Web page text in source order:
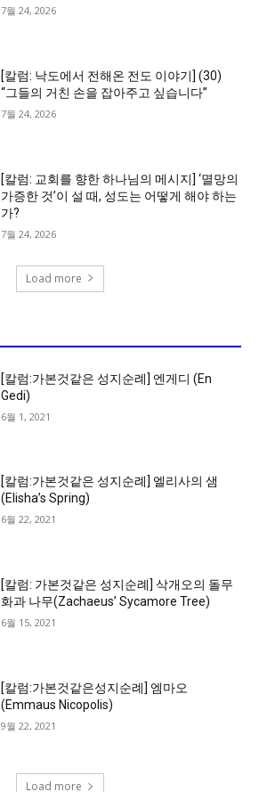
7월 24, 2026
[칼럼: 낙도에서 전해온 전도 이야기] (30)
“그들의 거친 손을 잡아주고 싶습니다”
7월 24, 2026
[칼럼: 교회를 향한 하나님의 메시지] ‘멸망의
가증한 것’이 설 때, 성도는 어떻게 해야 하는
가?
7월 24, 2026
Load more
[칼럼:가본것같은 성지순례] 엔게디 (En
Gedi)
6월 1, 2021
[칼럼:가본것같은 성지순례] 엘리사의 샘
(Elisha’s Spring)
6월 22, 2021
[칼럼: 가본것같은 성지순례] 삭개오의 돌무
화과 나무(Zachaeus’ Sycamore Tree)
6월 15, 2021
[칼럼:가본것같은성지순례] 엠마오
(Emmaus Nicopolis)
9월 22, 2021
Load more